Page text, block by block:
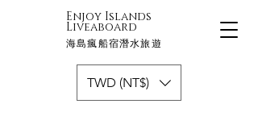
Enjoy Islands
Liveaboard
海島瘋船宿潛水旅遊
TWD (NT$)